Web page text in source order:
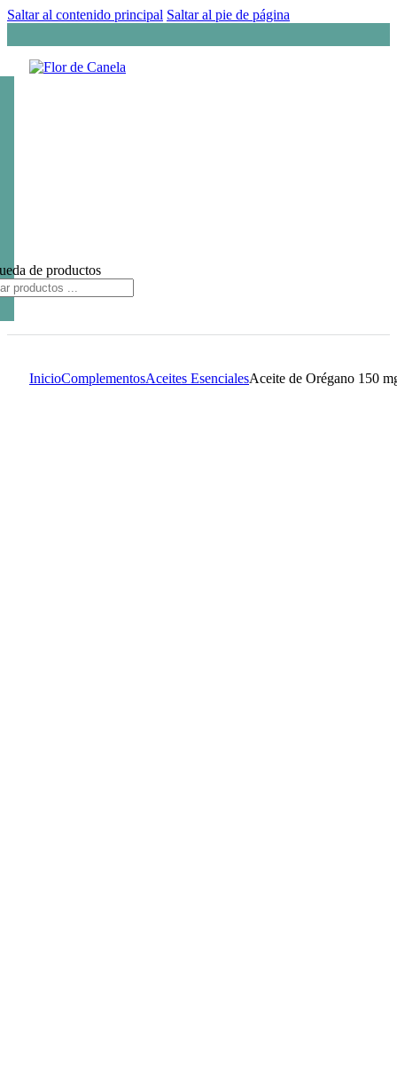
Saltar al contenido principal Saltar al pie de página
de productos
InicioComplementosAceites EsencialesAceite de Orégano 150